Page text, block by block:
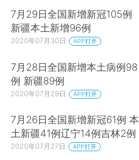
7月29日全国新增新冠105例
新疆本土新增96例
2020年07月30日 APP打开
7月28日全国新增本土病例98
例 新疆89例
2020年07月29日 APP打开
7月26日全国新增新冠61例 本
土新疆41例辽宁14例吉林2例
2020年07月27日 APP打开